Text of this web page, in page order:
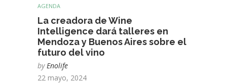
AGENDA
La creadora de Wine
Intelligence dará talleres en
Mendoza y Buenos Aires sobre el
futuro del vino
by Enolife
22 mayo, 2024